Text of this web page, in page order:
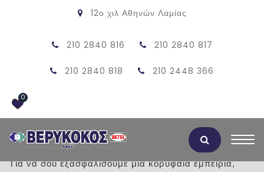
12ο χιλ Αθηνών Λαμίας
210 2840 816 210 2840 817
210 2840 818 210 2448 366
0
Αποδοχή Cookies
Για να σου εξασφαλίσουμε μια κορυφαία εμπειρία,